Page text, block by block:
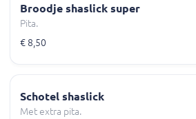
Broodje shaslick super
Pita.
€ 8,50
Schotel shaslick
Met extra pita.